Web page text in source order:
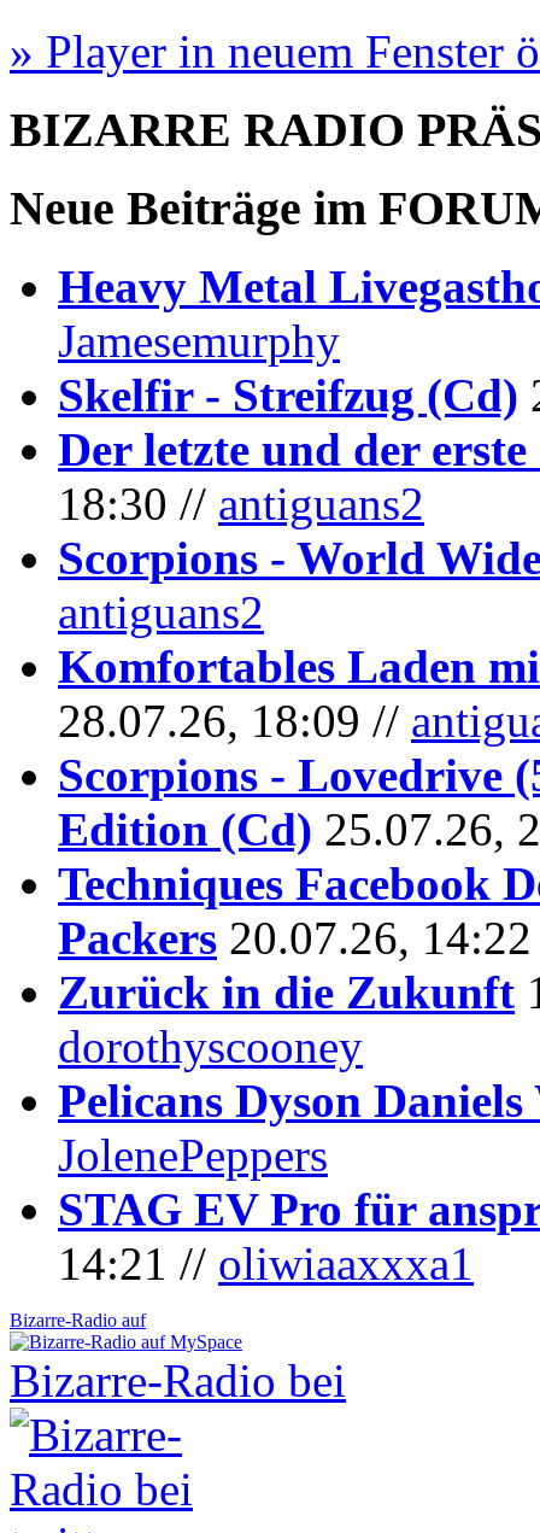
» Player in neuem Fenster
BIZARRE RADIO
Neue Beiträge im
Heavy Metal
Jamesemurphy
Skelfir - Streifzug (Cd)
Der letzte und der erste
18:30 // antiguans2
Scorpions - World
antiguans2
Komfortables Laden
28.07.26, 18:09 //
Scorpions - Lovedrive
Edition (Cd) 25.07.26,
Techniques Facebook
Packers 20.07.26,
Zurück in die Zukunft
dorothyscooney
Pelicans Dyson
JolenePeppers
STAG EV Pro für
14:21 // oliwiaaxxxa1
Bizarre-Radio auf
Bizarre-Radio bei